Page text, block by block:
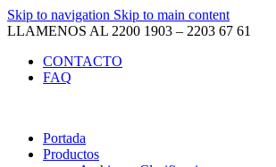
Skip to navigation Skip to main content
LLAMENOS AL 2200 1903 – 2203 67 61
CONTACTO
FAQ
Portada
Productos